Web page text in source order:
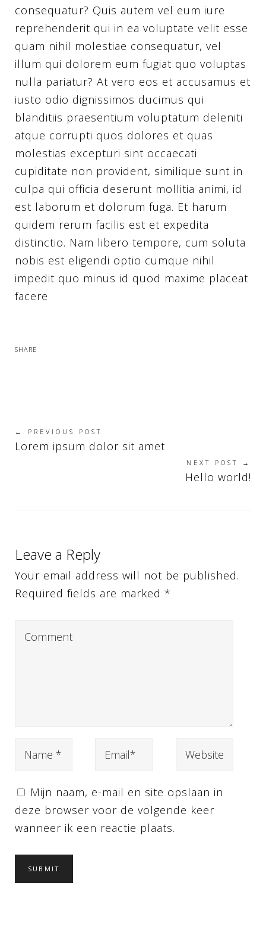
consequatur? Quis autem vel eum iure
reprehenderit qui in ea voluptate velit esse
quam nihil molestiae consequatur, vel
illum qui dolorem eum fugiat quo voluptas
nulla pariatur? At vero eos et accusamus et
iusto odio dignissimos ducimus qui
blanditiis praesentium voluptatum deleniti
atque corrupti quos dolores et quas
molestias excepturi sint occaecati
cupiditate non provident, similique sunt in
culpa qui officia deserunt mollitia animi, id
est laborum et dolorum fuga. Et harum
quidem rerum facilis est et expedita
distinctio. Nam libero tempore, cum soluta
nobis est eligendi optio cumque nihil
impedit quo minus id quod maxime placeat
facere
SHARE
← PREVIOUS POST
Lorem ipsum dolor sit amet
NEXT POST →
Hello world!
Leave a Reply
Your email address will not be published.
Required fields are marked *
Mijn naam, e-mail en site opslaan in
deze browser voor de volgende keer
wanneer ik een reactie plaats.